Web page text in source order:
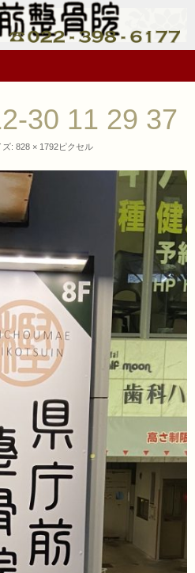
30 11 29 37
ズ: 828 × 1792ピクセル